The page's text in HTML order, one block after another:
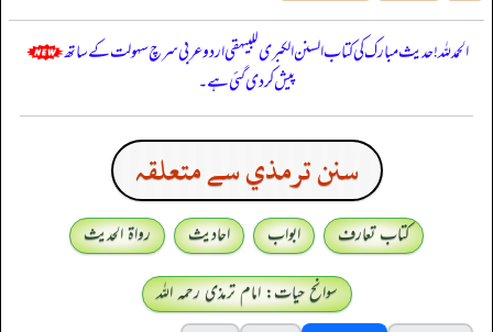
الحمدللہ! حدیث مبارک کی کتاب السنن الكبرى للبيهقي اردو عربی سرچ سہولت کے ساتھ
پیش کر دی گئی ہے۔
سنن ترمذي سے متعلقہ
کتاب تعارف ابواب احادیث
رواۃ الحدیث
سوانح حیات: امام ترمذی رحمہ اللہ